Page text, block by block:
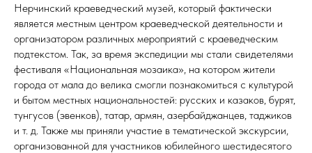
Нерчинский краеведческий музей, который фактически
является местным центром краеведческой деятельности и
организатором различных мероприятий с краеведческим
подтекстом. Так, за время экспедиции мы стали свидетелями
фестиваля «Национальная мозаика», на котором жители
города от мала до велика смогли познакомиться с культурой
и бытом местных национальностей: русских и казаков, бурят,
тунгусов (эвенков), татар, армян, азербайджанцев, таджиков
и т. д. Также мы приняли участие в тематической экскурсии,
организованной для участников юбилейного шестидесятого